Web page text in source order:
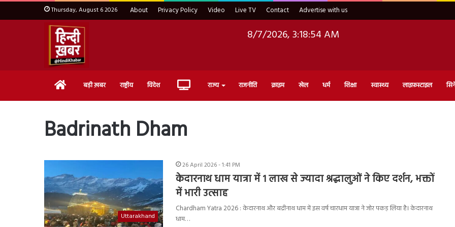
Thursday, August 6 2026 About Privacy Policy Video Live TV Contact Advertise with us
8/7/2026, 3:18:55 AM
Home बड़ी ख़बर राष्ट्रीय विदेश Live राज्य राजनीति क्राइम खेल धर्म शिक्षा स्वास्थ्य लाइफ़स्टाइल
Badrinath Dham
Uttarakhand
26 April 2026 - 1:41 PM
केदारनाथ धाम यात्रा में 1 लाख से ज्यादा श्रद्धालुओं ने किए दर्शन, भक्तों
में भारी उत्साह
Chardham Yatra 2026 : केदारनाथ और बद्रीनाथ धाम में इस वर्ष चारधाम यात्रा ने जोर पकड़ लिया है। केदारनाथ
धाम…